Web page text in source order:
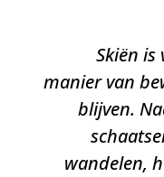
Skiën is
manier van
blijven.
wandelen,